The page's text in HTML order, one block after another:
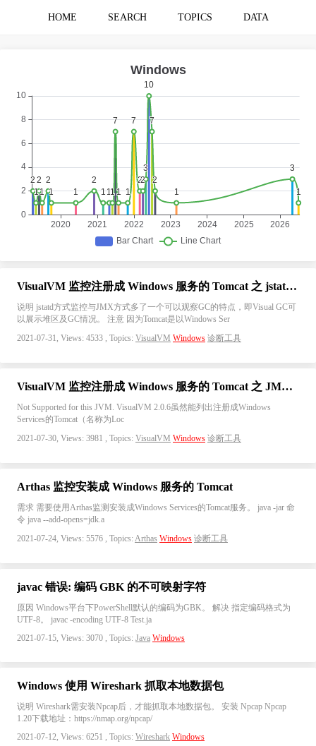
HOME SEARCH TOPICS DATA
VisualVM 监控注册成 Windows 服务的 Tomcat 之 jstatd 方式一
说明 jstatd方式监控与JMX方式多了一个可以观察GC的特点，即Visual GC可
以展示堆区及GC情况。 注意 因为Tomcat是以Windows Ser
2021-07-31, Views: 4533 , Topics: VisualVM Windows 诊断工具
VisualVM 监控注册成 Windows 服务的 Tomcat 之 JMX 方式
Not Supported for this JVM. VisualVM 2.0.6虽然能列出注册成Windows
Services的Tomcat（名称为Loc
2021-07-30, Views: 3981 , Topics: VisualVM Windows 诊断工具
Arthas 监控安装成 Windows 服务的 Tomcat
需求 需要使用Arthas监测安装成Windows Services的Tomcat服务。 java -jar 命
令 java --add-opens=jdk.a
2021-07-24, Views: 5576 , Topics: Arthas Windows 诊断工具
javac 错误: 编码 GBK 的不可映射字符
原因 Windows平台下PowerShell默认的编码为GBK。 解决 指定编码格式为
UTF-8。 javac -encoding UTF-8 Test.ja
2021-07-15, Views: 3070 , Topics: Java Windows
Windows 使用 Wireshark 抓取本地数据包
说明 Wireshark需安装Npcap后，才能抓取本地数据包。 安装 Npcap Npcap
1.20下载地址：https://nmap.org/npcap/
2021-07-12, Views: 6251 , Topics: Wireshark Windows